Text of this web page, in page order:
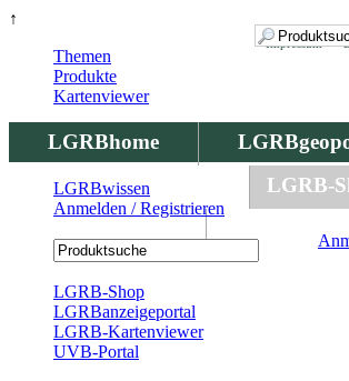
↑
Impressum
LGRBhome
LGRBbohrungen
LGRB-
Themen
Produkte
Kartenviewer
LGRBwissen
Anmelden / Registrieren
LGRB-Shop
LGRBanzeigeportal
LGRB-Kartenviewer
UVB-Portal